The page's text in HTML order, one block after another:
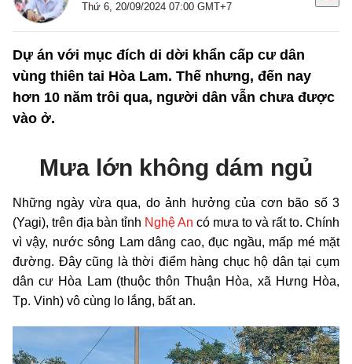
Thứ 6, 20/09/2024 07:00 GMT+7
Dự án với mục đích di dời khẩn cấp cư dân
vùng thiên tai Hòa Lam. Thế nhưng, đến nay
hơn 10 năm trôi qua, người dân vẫn chưa được
vào ở.
Mưa lớn không dám ngủ
Những ngày vừa qua, do ảnh hưởng của cơn bão số 3
(Yagi), trên địa bàn tỉnh Nghệ An có mưa to và rất to. Chính
vì vậy, nước sông Lam dâng cao, đục ngầu, mấp mé mặt
đường. Đây cũng là thời điểm hàng chục hộ dân tại cụm
dân cư Hòa Lam (thuộc thôn Thuận Hòa, xã Hưng Hòa,
Tp. Vinh) vô cùng lo lắng, bất an.